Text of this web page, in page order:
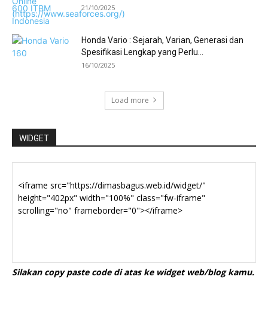
21/10/2025
Honda Vario : Sejarah, Varian, Generasi dan
Spesifikasi Lengkap yang Perlu...
16/10/2025
Load more
WIDGET
Silakan copy paste code di atas ke widget web/blog kamu.